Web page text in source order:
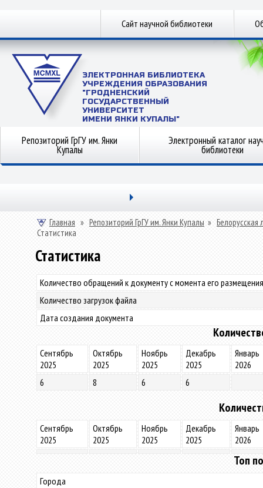
Сайт научной библиотеки
ЭЛЕКТРОННАЯ БИБЛИОТЕКА
УЧРЕЖДЕНИЯ ОБРАЗОВАНИЯ
"ГРОДНЕНСКИЙ
ГОСУДАРСТВЕННЫЙ
УНИВЕРСИТЕТ
ИМЕНИ ЯНКИ КУПАЛЫ"
Репозиторий ГрГУ им. Янки
Купалы
Электронный каталог
библиотеки
Главная » Репозиторий ГрГУ им. Янки Купалы » Белорусская
Статистика
Статистика
Количество обращений к документу с момента его
Количество загрузок файла
Дата создания документа
Сентябрь
2025
Октябрь
2025
Ноябрь
2025
Декабрь
2025
Январь
2026
6
8 6 6
Сентябрь
2025
Октябрь
2025
Ноябрь
2025
Декабрь
2025
Январь
2026
Топ
Города